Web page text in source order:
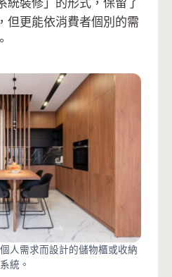
統裝修」的形式，保留了
但更能依消費者個別的需
人需求而設計的儲物櫃或收納
系統。